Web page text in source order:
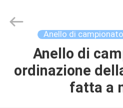
CASA
ordinazione
fornitore.
rings.com.
Anello di
Anello di
ordinazione
fatta a